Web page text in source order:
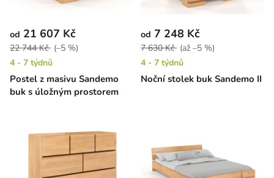
Postel z masivu Sandemo
buk s úložným prostorem
od 21 607 Kč
22 744 Kč (–5 %)
4 - 7 týdnů
Noční stolek buk Sandemo II
od 7 248 Kč
7 630 Kč (až –5 %)
4 - 7 týdnů